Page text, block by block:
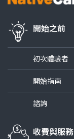
開始之前
初次體驗者
開始指南
諮詢
收費與服務